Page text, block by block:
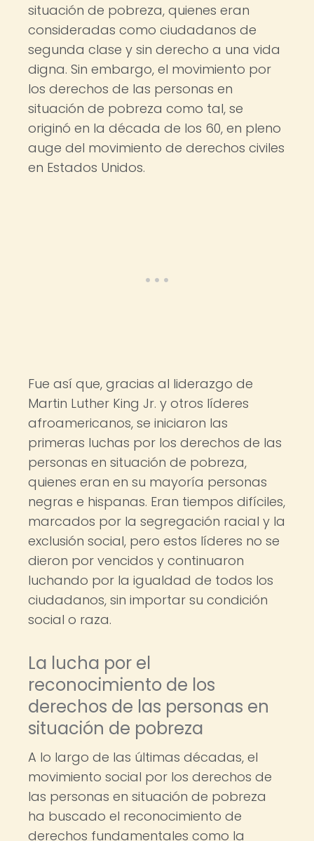
situación de pobreza, quienes eran
consideradas como ciudadanos de
segunda clase y sin derecho a una vida
digna. Sin embargo, el movimiento por
los derechos de las personas en
situación de pobreza como tal, se
originó en la década de los 60, en pleno
auge del movimiento de derechos civiles
en Estados Unidos.
Fue así que, gracias al liderazgo de
Martin Luther King Jr. y otros líderes
afroamericanos, se iniciaron las
primeras luchas por los derechos de las
personas en situación de pobreza,
quienes eran en su mayoría personas
negras e hispanas. Eran tiempos difíciles,
marcados por la segregación racial y la
exclusión social, pero estos líderes no se
dieron por vencidos y continuaron
luchando por la igualdad de todos los
ciudadanos, sin importar su condición
social o raza.
La lucha por el
reconocimiento de los
derechos de las personas en
situación de pobreza
A lo largo de las últimas décadas, el
movimiento social por los derechos de
las personas en situación de pobreza
ha buscado el reconocimiento de
derechos fundamentales como la